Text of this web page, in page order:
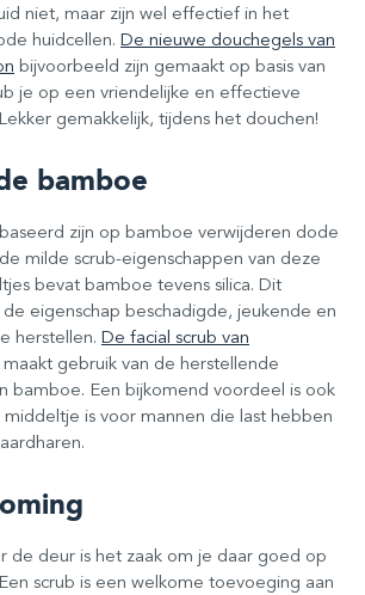
niet, maar zijn wel effectief in het
huidcellen. De nieuwe douchegels van
bijvoorbeeld zijn gemaakt op basis van
je op een vriendelijke en effectieve
gemakkelijk, tijdens het douchen!
bamboe
zijn op bamboe verwijderen dode
milde scrub-eigenschappen van deze
bevat bamboe tevens silica. Dit
eigenschap beschadigde, jeukende en
herstellen. De facial scrub van
maakt gebruik van de herstellende
bamboe. Een bijkomend voordeel is ook
is voor mannen die last hebben
de deur is het zaak om je daar goed op
scrub is een welkome toevoeging aan